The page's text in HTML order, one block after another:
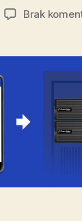
Brak